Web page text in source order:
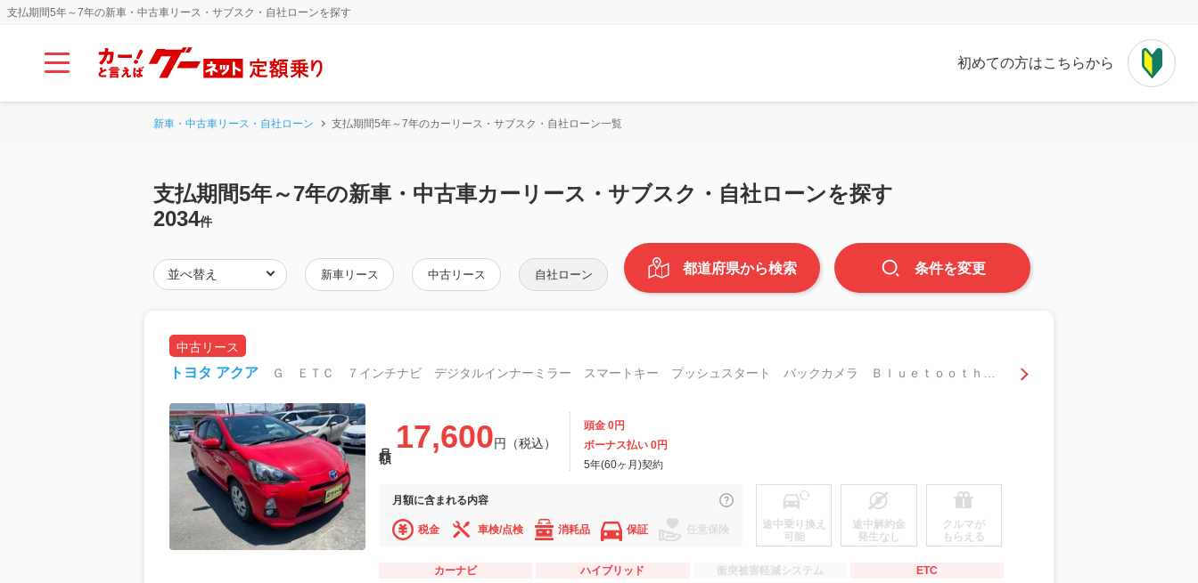
支払期間5年～7年の新車・中古車リース・サブスク・自社ローンを探す
初めての方はこちらから
新車・中古車リース・自社ローン 支払期間5年～7年のカーリース・サブスク・自社ローン一覧
支払期間5年～7年の新車・中古車カーリース・サブスク・自社ローンを探す
2034件
都道府県から検索 条件を変更
新車リース 中古リース 自社ローン
中古リース
トヨタ アクア
17,600円（税込）
頭金 0円
ボーナス払い 0円
5年(60ヶ月)契約
月額に含まれる内容
税金 車検/点検 消耗品 保証 任意保険
途中乗り換え
可能
途中解約金
発生なし
クルマが
もらえる
カーナビ ハイブリッド 衝突被害軽減システム
ETC